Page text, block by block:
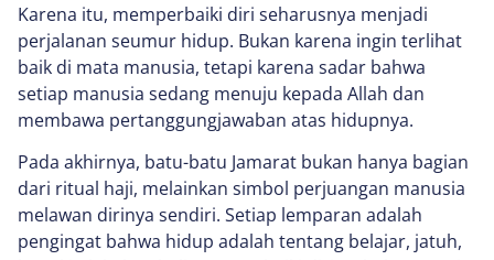
Karena itu, memperbaiki diri seharusnya menjadi
perjalanan seumur hidup. Bukan karena ingin terlihat
baik di mata manusia, tetapi karena sadar bahwa
setiap manusia sedang menuju kepada Allah dan
membawa pertanggungjawaban atas hidupnya.
Pada akhirnya, batu-batu Jamarat bukan hanya bagian
dari ritual haji, melainkan simbol perjuangan manusia
melawan dirinya sendiri. Setiap lemparan adalah
pengingat bahwa hidup adalah tentang belajar, jatuh,